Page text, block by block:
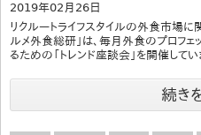
2019年02月26日
リクルートライフスタイルの外食市場に
ルメ外食総研」は、毎月外食のプロフェ
るための「トレンド座談会」を開催して
続き